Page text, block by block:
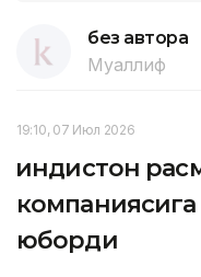
без автора
Муаллиф
19:10, 07 Июл 2026
Ҳиндистон
юборди